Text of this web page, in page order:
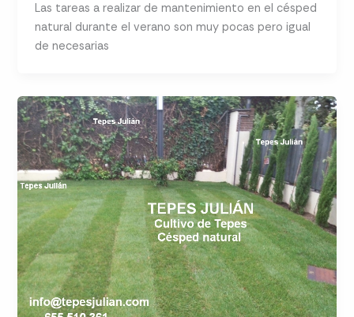
Las tareas a realizar de mantenimiento en el césped
natural durante el verano son muy pocas pero igual
de necesarias